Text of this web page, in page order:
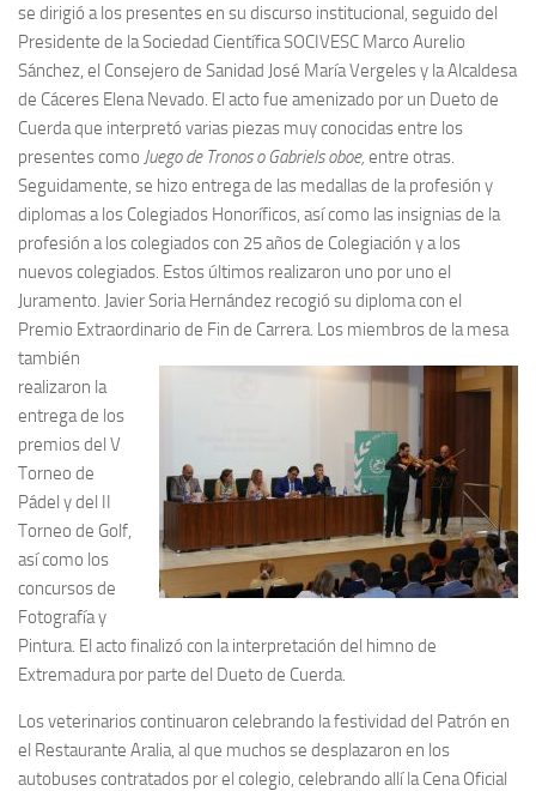
se dirigió a los presentes en su discurso institucional, seguido del
Presidente de la Sociedad Científica SOCIVESC Marco Aurelio
Sánchez, el Consejero de Sanidad José María Vergeles y la Alcaldesa
de Cáceres Elena Nevado. El acto fue amenizado por un Dueto de
Cuerda que interpretó varias piezas muy conocidas entre los
presentes como Juego de Tronos o Gabriels oboe, entre otras.
Seguidamente, se hizo entrega de las medallas de la profesión y
diplomas a los Colegiados Honoríficos, así como las insignias de la
profesión a los colegiados con 25 años de Colegiación y a los
nuevos colegiados. Estos últimos realizaron uno por uno el
Juramento. Javier Soria Hernández recogió su diploma con el
Premio Extraordinario de Fin de Carrera. Los miembros de la mesa
también
realizaron la
entrega de los
premios del V
Torneo de
Pádel y del II
Torneo de Golf,
así como los
concursos de
Fotografía y
Pintura. El acto finalizó con la interpretación del himno de
Extremadura por parte del Dueto de Cuerda.
Los veterinarios continuaron celebrando la festividad del Patrón en
el Restaurante Aralia, al que muchos se desplazaron en los
autobuses contratados por el colegio, celebrando allí la Cena Oficial